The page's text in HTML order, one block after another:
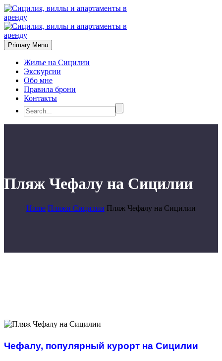
Primary Menu
Жилье на Сицилии
Экскурсии
Обо мне
Правила брони
Контакты
Пляж Чефалу на Сицилии
Home Пляжи Сицилии Пляж Чефалу на Сицилии
Чефалу, популярный курорт на Сицилии